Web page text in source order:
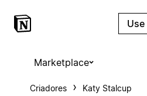
Marketplace
Criadores Katy Stalcup